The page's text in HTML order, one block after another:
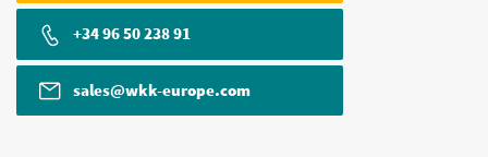
+34 96 50 238 91
sales@wkk-europe.com